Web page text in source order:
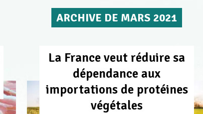
ARCHIVE DE MARS 2021
La France veut réduire sa
dépendance aux
importations de protéines
végétales